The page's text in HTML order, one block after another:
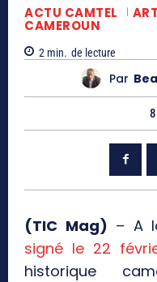
ACTU CAMTEL
CAMEROUN
2 min. de lecture
Par
(TIC Mag) – A
signé le 22
historique